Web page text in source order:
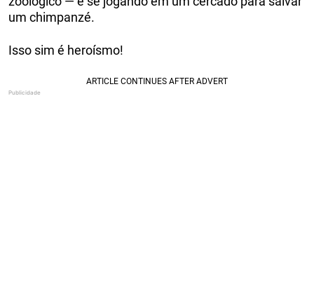
um chimpanzé.
Isso sim é heroísmo!